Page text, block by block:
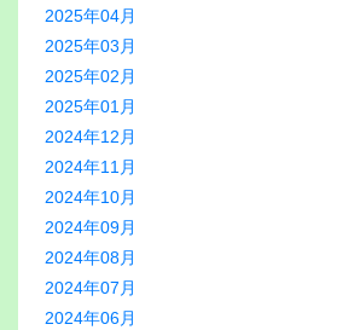
2025年04月
2025年03月
2025年02月
2025年01月
2024年12月
2024年11月
2024年10月
2024年09月
2024年08月
2024年07月
2024年06月